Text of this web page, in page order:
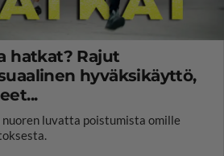
hatkat? Rajut
hyväksikäyttö,
luvatta poistumista omille